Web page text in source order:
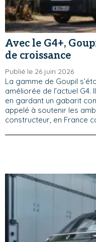
Avec le G4+,
de croissance
Publié le 26 juin 2026
La gamme de Goupil
améliorée de l’actuel
en gardant un gabarit
appelé à soutenir les
constructeur, en France